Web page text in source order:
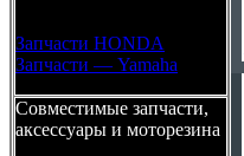
Запчасти HONDA
Запчасти — Yamaha
Совместимые запчасти,
аксессуары и моторезина